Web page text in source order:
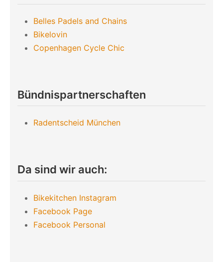
Belles Padels and Chains
Bikelovin
Copenhagen Cycle Chic
Bündnispartnerschaften
Radentscheid München
Da sind wir auch:
Bikekitchen Instagram
Facebook Page
Facebook Personal